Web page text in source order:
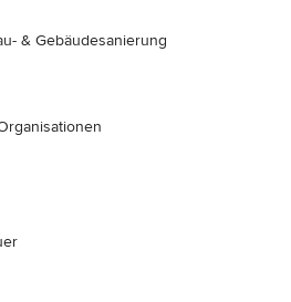
& Gebäudesanierung